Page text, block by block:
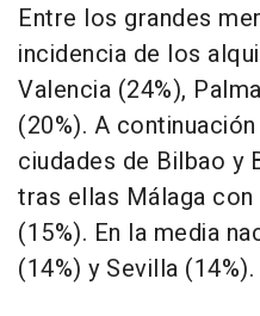
Entre los grandes
incidencia de los
Valencia (24%),
(20%). A
ciudades de Bilbao y
tras ellas Málaga con
(15%). En la media
(14%) y Sevilla (14%).